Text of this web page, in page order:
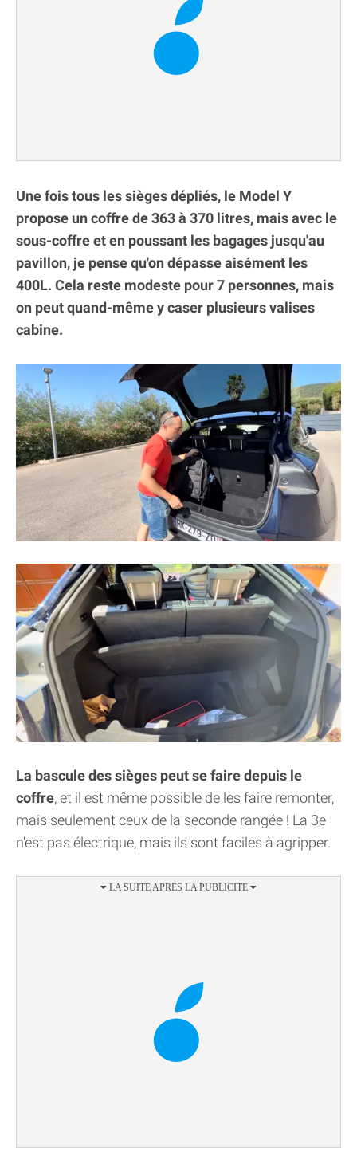
Une fois tous les sièges dépliés, le Model Y
propose un coffre de 363 à 370 litres, mais avec le
sous-coffre et en poussant les bagages jusqu'au
pavillon, je pense qu'on dépasse aisément les
400L. Cela reste modeste pour 7 personnes, mais
on peut quand-même y caser plusieurs valises
cabine.
La bascule des sièges peut se faire depuis le
coffre, et il est même possible de les faire remonter,
mais seulement ceux de la seconde rangée ! La 3e
n'est pas électrique, mais ils sont faciles à agripper.